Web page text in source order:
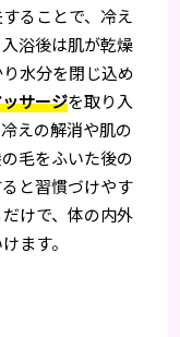
ることで、冷え
浴後は肌が乾燥
水分を閉じ込め
サージを取り入
えの解消や肌の
毛をふいた後の
と習慣づけやす
けで、体の内外
ます。